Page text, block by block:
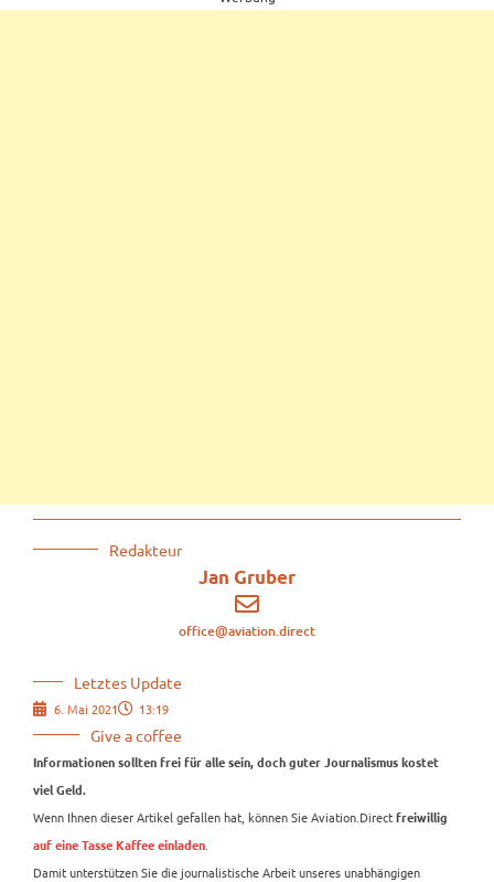
Redakteur
Jan Gruber
office@aviation.direct
Letztes Update
6. Mai 2021 13:19
Give a coffee
Informationen sollten frei für alle sein, doch guter Journalismus kostet
viel Geld.
Wenn Ihnen dieser Artikel gefallen hat, können Sie Aviation.Direct freiwillig
auf eine Tasse Kaffee einladen
Damit unterstützen Sie die journalistische Arbeit unseres unabhängigen